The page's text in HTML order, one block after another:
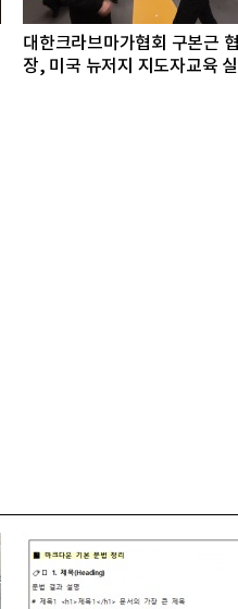
대한크라브마가협회 구본근
장, 미국 뉴저지 지도자교육